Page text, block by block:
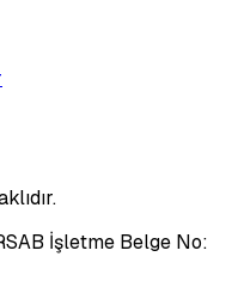
İşletme Belge No: